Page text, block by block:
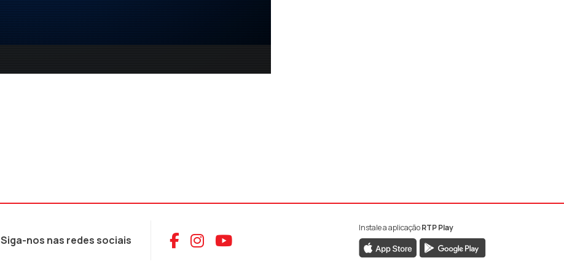
Siga-nos nas redes sociais Aceder ao Facebook da RTP Antena 1
Aceder ao Instagram da RTP Antena 1
Aceder ao YouTube da RTP Antena 1
Instale a aplicaçãoRTP Play